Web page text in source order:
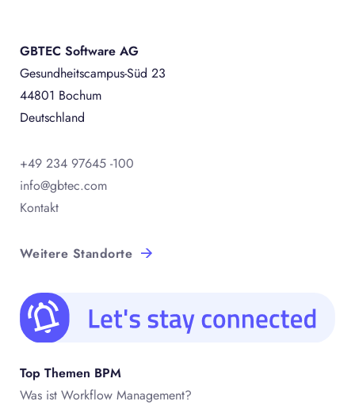
GBTEC Software AG
Gesundheitscampus-Süd 23
44801 Bochum
Deutschland
+49 234 97645 -100
info@gbtec.com
Kontakt
Weitere Standorte
Top Themen BPM
Was ist Workflow Management?